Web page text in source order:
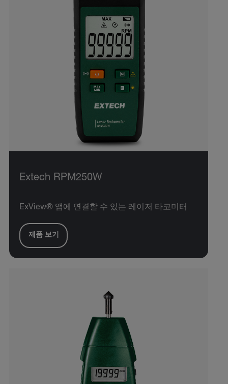
Extech RPM250W
ExView® 앱에 연결할 수 있는 레이저 타코미터
제품 보기